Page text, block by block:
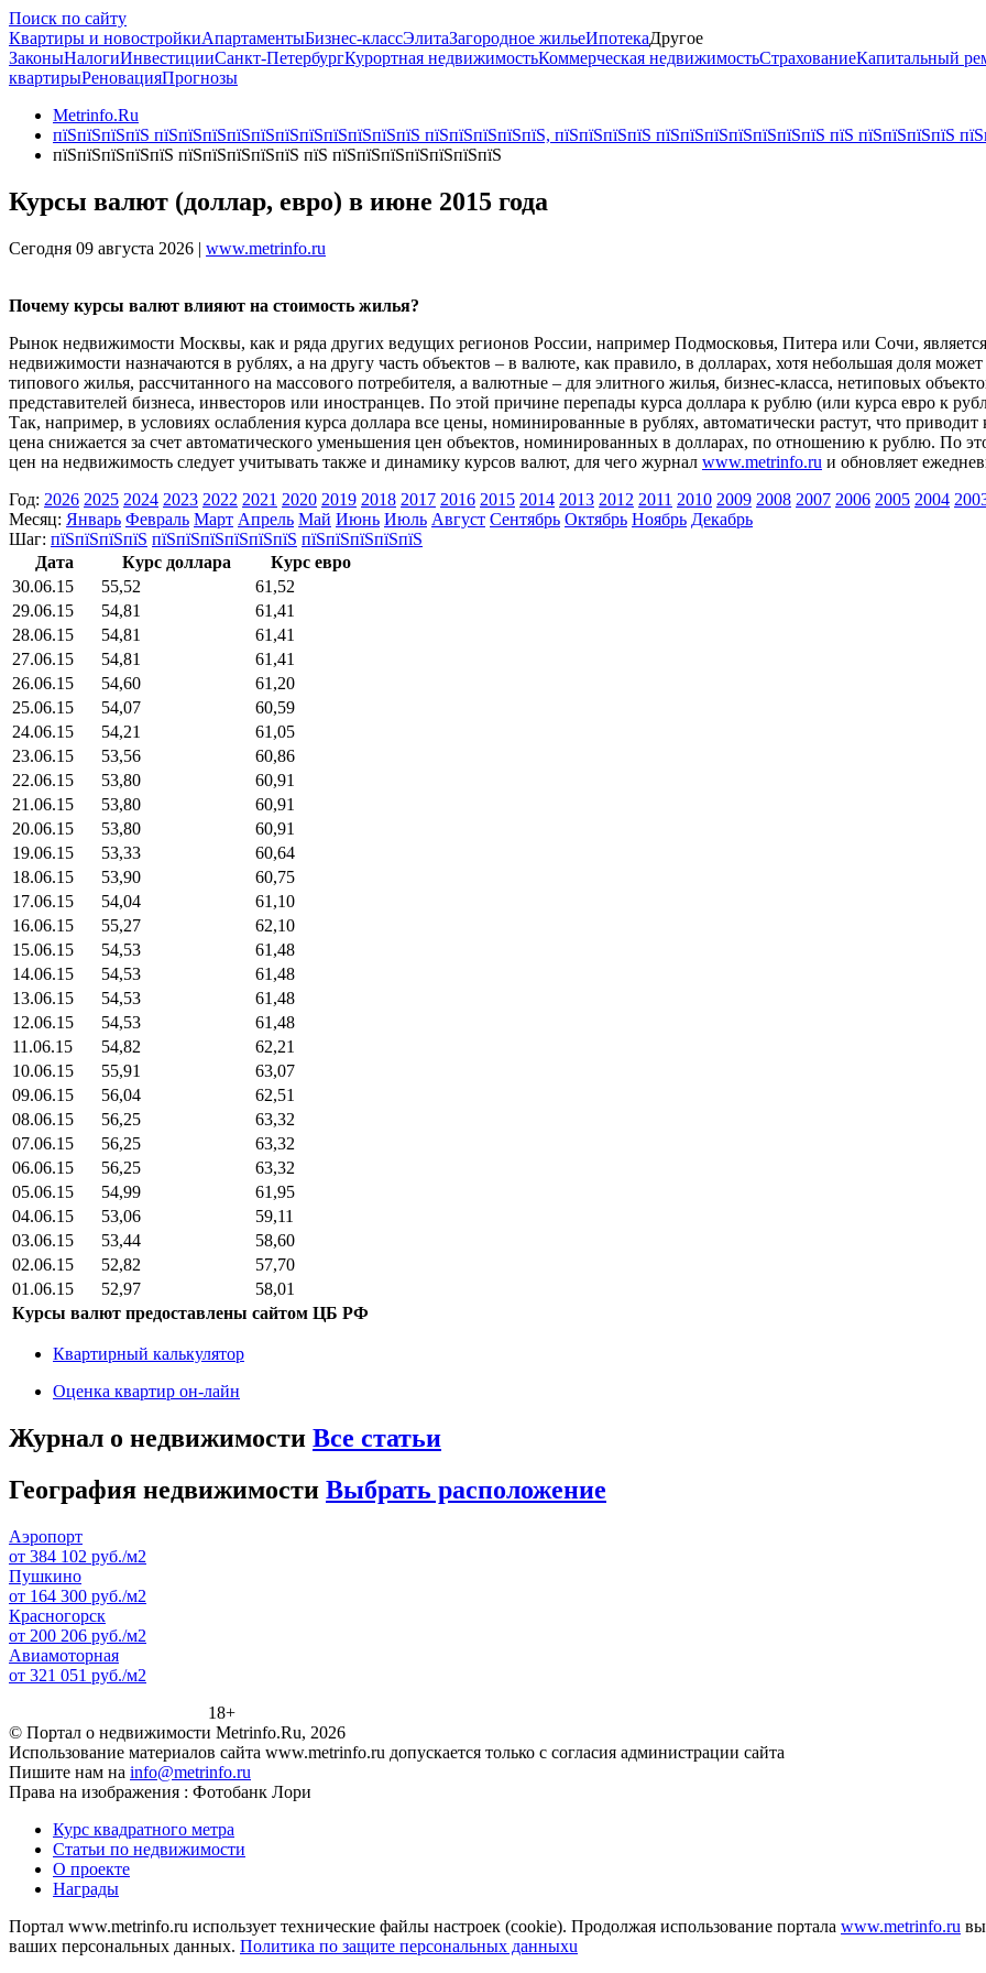
Поиск по сайту
Квартиры и новостройкиАпартаментыБизнес-классЭлитаЗагородное жильеИпотекаДругое
ЗаконыНалогиИнвестицииСанкт-ПетербургКурортная недвижимостьКоммерческая недвижимостьСтрахованиеКапитальный
квартирыРеновацияПрогнозы
Metrinfo.Ru
пїЅпїЅпїЅпїЅ пїЅпїЅпїЅпїЅпїЅпїЅпїЅпїЅпїЅпїЅпїЅ пїЅпїЅпїЅпїЅпїЅ, пїЅпїЅпїЅпїЅ пїЅпїЅпїЅпїЅпїЅпїЅпїЅ пїЅ пїЅпїЅпїЅпїЅ
пїЅпїЅпїЅпїЅпїЅ пїЅпїЅпїЅпїЅпїЅ пїЅ пїЅпїЅпїЅпїЅпїЅпїЅпїЅ
Курсы валют (доллар, евро) в июне 2015 года
Сегодня 09 августа 2026 | www.metrinfo.ru
Почему курсы валют влияют на стоимость жилья?
Рынок недвижимости Москвы, как и ряда других ведущих регионов России, например Подмосковья, Питера или Сочи,
недвижимости назначаются в рублях, а на другу часть объектов – в валюте, как правило, в долларах, хотя небольшая доля
типового жилья, рассчитанного на массового потребителя, а валютные – для элитного жилья, бизнес-класса, нетиповых
представителей бизнеса, инвесторов или иностранцев. По этой причине перепады курса доллара к рублю (или курса евро к
Так, например, в условиях ослабления курса доллара все цены, номинированные в рублях, автоматически растут, что
цена снижается за счет автоматического уменьшения цен объектов, номинированных в долларах, по отношению к рублю. По
цен на недвижимость следует учитывать также и динамику курсов валют, для чего журнал www.metrinfo.ru и обновляет
Год: 2026 2025 2024 2023 2022 2021 2020 2019 2018 2017 2016 2015 2014 2013 2012 2011 2010 2009 2008 2007 2006 2005 2004
Месяц: Январь Февраль Март Апрель Май Июнь Июль Август Сентябрь Октябрь Ноябрь Декабрь
Шаг: пїЅпїЅпїЅпїЅ пїЅпїЅпїЅпїЅпїЅпїЅ пїЅпїЅпїЅпїЅпїЅ
Дата
Курс доллара
Курс евро
30.06.15
55,52
61,52
29.06.15
54,81
61,41
28.06.15
54,81
61,41
27.06.15
54,81
61,41
26.06.15
54,60
61,20
25.06.15
54,07
60,59
24.06.15
54,21
61,05
23.06.15
53,56
60,86
22.06.15
53,80
60,91
21.06.15
53,80
60,91
20.06.15
53,80
60,91
19.06.15
53,33
60,64
18.06.15
53,90
60,75
17.06.15
54,04
61,10
16.06.15
55,27
62,10
15.06.15
54,53
61,48
14.06.15
54,53
61,48
13.06.15
54,53
61,48
12.06.15
54,53
61,48
11.06.15
54,82
62,21
10.06.15
55,91
63,07
09.06.15
56,04
62,51
08.06.15
56,25
63,32
07.06.15
56,25
63,32
06.06.15
56,25
63,32
05.06.15
54,99
61,95
04.06.15
53,06
59,11
03.06.15
53,44
58,60
02.06.15
52,82
57,70
01.06.15
52,97
58,01
Курсы валют предоставлены сайтом ЦБ РФ
Квартирный калькулятор
Оценка квартир он-лайн
Журнал о недвижимости Все статьи
География недвижимости Выбрать расположение
Аэропорт
от 384 102 руб./м2
Пушкино
от 164 300 руб./м2
Красногорск
от 200 206 руб./м2
Авиамоторная
от 321 051 руб./м2
18+
© Портал о недвижимости Metrinfo.Ru, 2026
Использование материалов сайта www.metrinfo.ru допускается только с согласия администрации сайта
Пишите нам на info@metrinfo.ru
Права на изображения : Фотобанк Лори
Курс квадратного метра
Статьи по недвижимости
О проекте
Награды
Портал www.metrinfo.ru использует технические файлы настроек (cookie). Продолжая использование портала www.metrinfo.ru вы
ваших персональных данных. Политика по защите персональных данныхu